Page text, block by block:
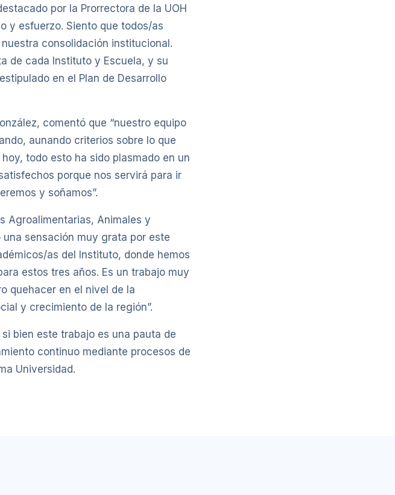
por la Prorrectora de la UOH
y esfuerzo. Siento que todos/as
consolidación institucional.
de cada Instituto y Escuela, y su
en el Plan de Desarrollo
comentó que “nuestro equipo
aunando criterios sobre lo que
todo esto ha sido plasmado en un
porque nos servirá para ir
y soñamos”.
Agroalimentarias, Animales y
sensación muy grata por este
as del Instituto, donde hemos
estos tres años. Es un trabajo muy
quehacer en el nivel de la
y crecimiento de la región”.
bien este trabajo es una pauta de
continuo mediante procesos de
Universidad.